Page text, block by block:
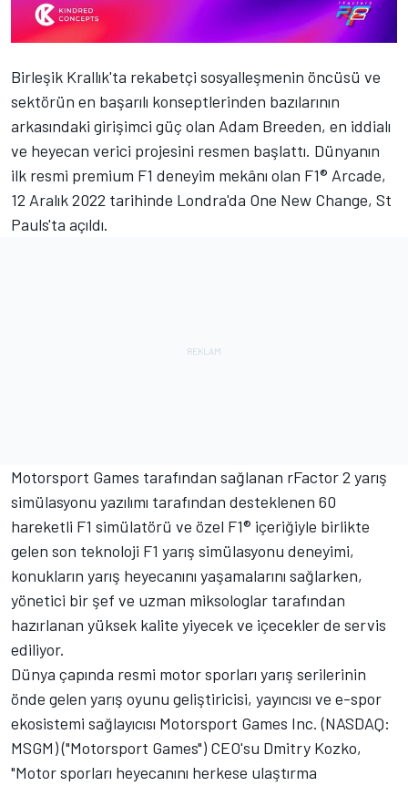
Birleşik Krallık'ta rekabetçi sosyalleşmenin öncüsü ve
sektörün en başarılı konseptlerinden bazılarının
arkasındaki girişimci güç olan Adam Breeden, en iddialı
ve heyecan verici projesini resmen başlattı. Dünyanın
ilk resmi premium F1 deneyim mekânı olan F1® Arcade,
12 Aralık 2022 tarihinde Londra'da One New Change, St
Pauls'ta açıldı.
Motorsport Games tarafından sağlanan rFactor 2 yarış
simülasyonu yazılımı tarafından desteklenen 60
hareketli F1 simülatörü ve özel F1® içeriğiyle birlikte
gelen son teknoloji F1 yarış simülasyonu deneyimi,
konukların yarış heyecanını yaşamalarını sağlarken,
yönetici bir şef ve uzman miksologlar tarafından
hazırlanan yüksek kalite yiyecek ve içecekler de servis
ediliyor.
Dünya çapında resmi motor sporları yarış serilerinin
önde gelen yarış oyunu geliştiricisi, yayıncısı ve e-spor
ekosistemi sağlayıcısı Motorsport Games Inc. (NASDAQ:
MSGM) ("Motorsport Games") CEO'su Dmitry Kozko,
"Motor sporları heyecanını herkese ulaştırma